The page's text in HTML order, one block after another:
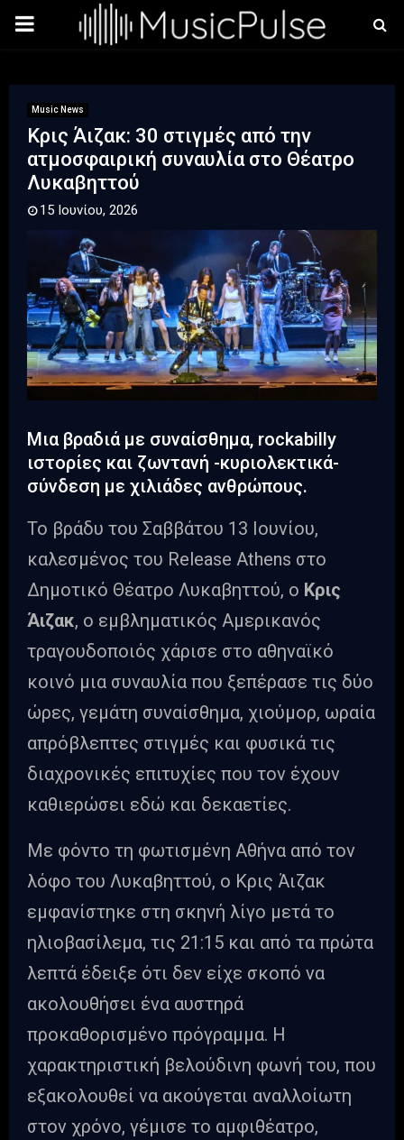
PRIMARY
Music News
Κρις Άιζακ: 30 στιγμές από την
ατμοσφαιρική συναυλία στο Θέατρο
Λυκαβηττού
15 Ιουνίου, 2026
Μια βραδιά με συναίσθημα, rockabilly
ιστορίες και ζωντανή -κυριολεκτικά-
σύνδεση με χιλιάδες ανθρώπους.
Το βράδυ του Σαββάτου 13 Ιουνίου,
καλεσμένος του Release Athens στο
Δημοτικό Θέατρο Λυκαβηττού, ο Κρις
Άιζακ, ο εμβληματικός Αμερικανός
τραγουδοποιός χάρισε στο αθηναϊκό
κοινό μια συναυλία που ξεπέρασε τις δύο
ώρες, γεμάτη συναίσθημα, χιούμορ, ωραία
απρόβλεπτες στιγμές και φυσικά τις
διαχρονικές επιτυχίες που τον έχουν
καθιερώσει εδώ και δεκαετίες.
Με φόντο τη φωτισμένη Αθήνα από τον
λόφο του Λυκαβηττού, ο Κρις Άιζακ
εμφανίστηκε στη σκηνή λίγο μετά το
ηλιοβασίλεμα, τις 21:15 και από τα πρώτα
λεπτά έδειξε ότι δεν είχε σκοπό να
ακολουθήσει ένα αυστηρά
προκαθορισμένο πρόγραμμα. Η
χαρακτηριστική βελούδινη φωνή του, που
εξακολουθεί να ακούγεται αναλλοίωτη
στον χρόνο, γέμισε το αμφιθέατρο,